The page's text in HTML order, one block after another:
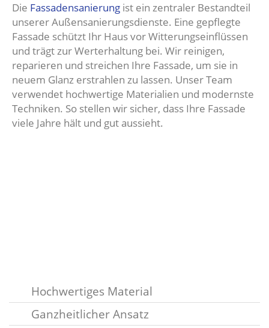
Die Fassadensanierung ist ein zentraler Bestandteil
unserer Außensanierungsdienste. Eine gepflegte
Fassade schützt Ihr Haus vor Witterungseinflüssen
und trägt zur Werterhaltung bei. Wir reinigen,
reparieren und streichen Ihre Fassade, um sie in
neuem Glanz erstrahlen zu lassen. Unser Team
verwendet hochwertige Materialien und modernste
Techniken. So stellen wir sicher, dass Ihre Fassade
viele Jahre hält und gut aussieht.
Hochwertiges Material
Ganzheitlicher Ansatz